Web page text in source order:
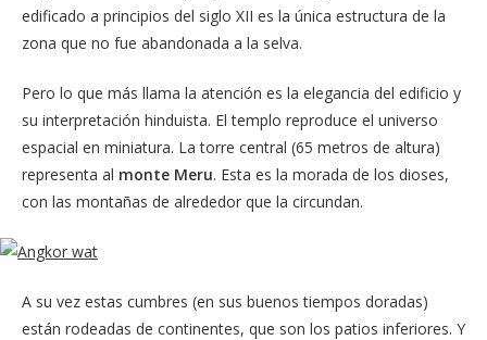
edificado a principios del siglo XII es la única estructura de la
zona que no fue abandonada a la selva.
Pero lo que más llama la atención es la elegancia del edificio y
su interpretación hinduista. El templo reproduce el universo
espacial en miniatura. La torre central (65 metros de altura)
representa al monte Meru. Esta es la morada de los dioses,
con las montañas de alrededor que la circundan.
A su vez estas cumbres (en sus buenos tiempos doradas)
están rodeadas de continentes, que son los patios inferiores. Y